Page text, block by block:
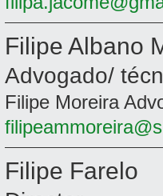
Filipe Albano
Advogado/
Filipe Moreira
Filipe Farelo